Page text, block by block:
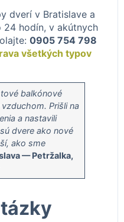
dverí v Bratislave a
24 hodín, v akútnych
0905 754 798
všetkých typov
balkónové
Prišli na
a nastavili
dvere ako nové
ako sme
— Petržalka,